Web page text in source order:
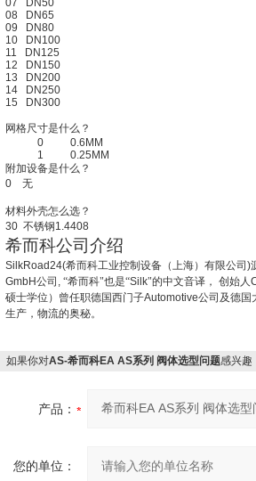
07
DN50
08
DN65
09
DN80
10
DN100
11
DN125
12
DN150
13
DN200
14
DN250
15
DN300
网格尺寸是什么？
0
0.6MM
1
0.25MM
附加设备是什么？
0
无
材料外壳怎么选？
30 不锈钢1.4408
希而科公司介绍
SilkRoad24(希而科工业控制设备（上海）有限公司 )
GmbH公司 , “希而科"也是“Silk"的中文音译， 创始人
硕士学位）曾任职德国西门子Automotive公司及德国
生产，物流的奥秘。
如果你对AS-希而科EA AS系列 阀体选型问题感兴趣
产品：
您的单位：